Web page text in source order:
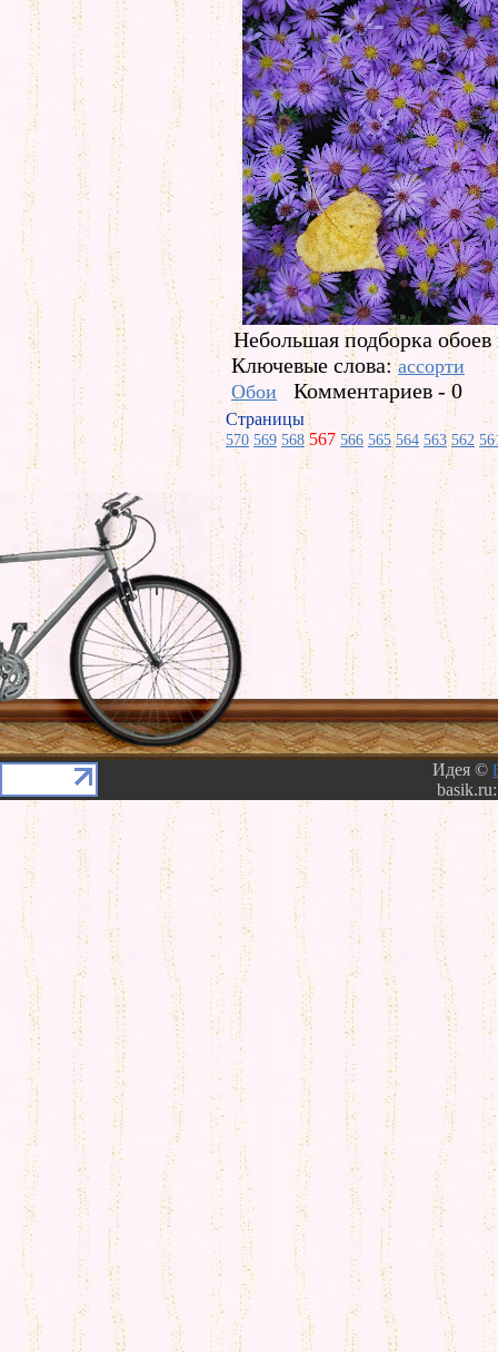
Небольшая подборка
Ключевые слова:ассорти
Обои
Комментариев - 0
Страницы
570 569 568 567 566 565 564 563 562
Идея ©